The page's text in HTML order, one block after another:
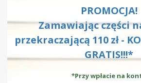
PROMOCJA!
Zamawiając części
przekraczającą 110 zł -
GRATIS!!!*
*Przy wpłacie na